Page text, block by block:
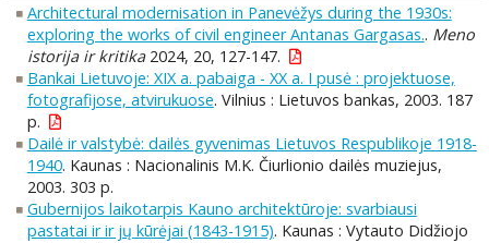
Architectural modernisation in Panevėžys during the 1930s:
exploring the works of civil engineer Antanas Gargasas.. Meno
istorija ir kritika2024, 20, 127-147.
Bankai Lietuvoje: XIX a. pabaiga - XX a. I pusė : projektuose,
fotografijose, atvirukuose. Vilnius : Lietuvos bankas, 2003. 187
p.
Dailė ir valstybė: dailės gyvenimas Lietuvos Respublikoje 1918-
1940. Kaunas : Nacionalinis M.K. Čiurlionio dailės muziejus,
2003. 303 p.
Gubernijos laikotarpis Kauno architektūroje: svarbiausi
pastatai ir ir jų kūrėjai (1843-1915). Kaunas : Vytauto Didžiojo